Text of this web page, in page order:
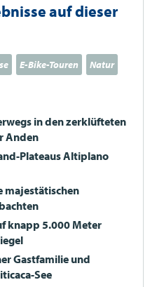
auf dieser
E-Bike-Touren
Natur
in den zerklüfteten
Anden
Plateaus Altiplano
majestätischen
knapp 5.000 Meter
Gastfamilie und
See